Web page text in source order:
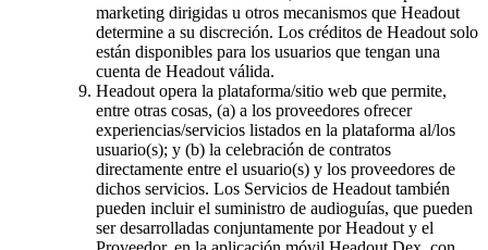
marketing dirigidas u otros mecanismos que Headout
determine a su discreción. Los créditos de Headout solo
están disponibles para los usuarios que tengan una
cuenta de Headout válida.
Headout opera la plataforma/sitio web que permite,
entre otras cosas, (a) a los proveedores ofrecer
experiencias/servicios listados en la plataforma al/los
usuario(s); y (b) la celebración de contratos
directamente entre el usuario(s) y los proveedores de
dichos servicios. Los Servicios de Headout también
pueden incluir el suministro de audioguías, que pueden
ser desarrolladas conjuntamente por Headout y el